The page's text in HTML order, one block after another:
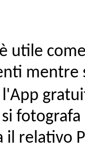
utile
mentre
l'App
il relativo